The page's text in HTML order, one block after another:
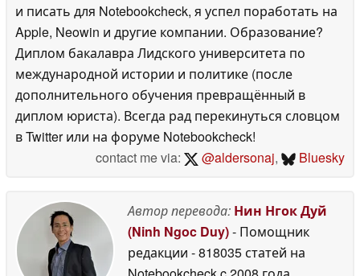
и писать для Notebookcheck, я успел поработать на
Apple, Neowin и другие компании. Образование?
Диплом бакалавра Лидского университета по
международной истории и политике (после
дополнительного обучения превращённый в
диплом юриста). Всегда рад перекинуться словцом
в Twitter или на форуме Notebookcheck!
contact me via:
@aldersonaj, Bluesky
Автор перевода: Нин Нгок Дуй
(Ninh Ngoc Duy)- Помощник
редакции - 818035 статей на